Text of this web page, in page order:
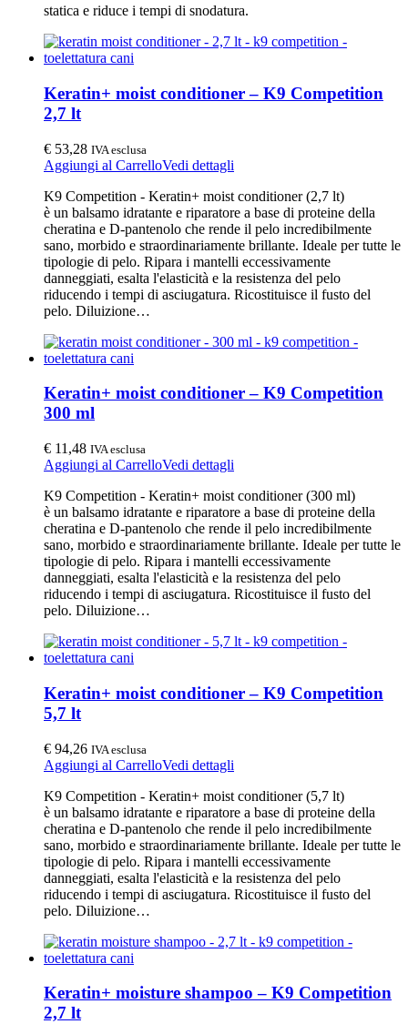
statica e riduce i tempi di snodatura.
Keratin+ moist conditioner – K9 Competition
2,7 lt
€ 53,28 IVA esclusa
Aggiungi al CarrelloVedi dettagli
K9 Competition - Keratin+ moist conditioner (2,7 lt)
è un balsamo idratante e riparatore a base di proteine della
cheratina e D-pantenolo che rende il pelo incredibilmente
sano, morbido e straordinariamente brillante. Ideale per tutte le
tipologie di pelo. Ripara i mantelli eccessivamente
danneggiati, esalta l'elasticità e la resistenza del pelo
riducendo i tempi di asciugatura. Ricostituisce il fusto del
pelo. Diluizione…
Keratin+ moist conditioner – K9 Competition
300 ml
€ 11,48 IVA esclusa
Aggiungi al CarrelloVedi dettagli
K9 Competition - Keratin+ moist conditioner (300 ml)
è un balsamo idratante e riparatore a base di proteine della
cheratina e D-pantenolo che rende il pelo incredibilmente
sano, morbido e straordinariamente brillante. Ideale per tutte le
tipologie di pelo. Ripara i mantelli eccessivamente
danneggiati, esalta l'elasticità e la resistenza del pelo
riducendo i tempi di asciugatura. Ricostituisce il fusto del
pelo. Diluizione…
Keratin+ moist conditioner – K9 Competition
5,7 lt
€ 94,26 IVA esclusa
Aggiungi al CarrelloVedi dettagli
K9 Competition - Keratin+ moist conditioner (5,7 lt)
è un balsamo idratante e riparatore a base di proteine della
cheratina e D-pantenolo che rende il pelo incredibilmente
sano, morbido e straordinariamente brillante. Ideale per tutte le
tipologie di pelo. Ripara i mantelli eccessivamente
danneggiati, esalta l'elasticità e la resistenza del pelo
riducendo i tempi di asciugatura. Ricostituisce il fusto del
pelo. Diluizione…
Keratin+ moisture shampoo – K9 Competition
2,7 lt